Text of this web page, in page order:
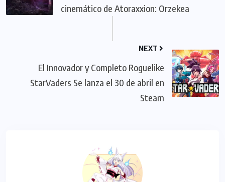
cinemático de Atoraxxion: Orzekea
NEXT
El Innovador y Completo Roguelike
StarVaders Se lanza el 30 de abril en
Steam